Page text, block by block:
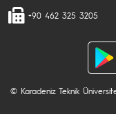
+90 462 325 3205
© Karadeniz Teknik